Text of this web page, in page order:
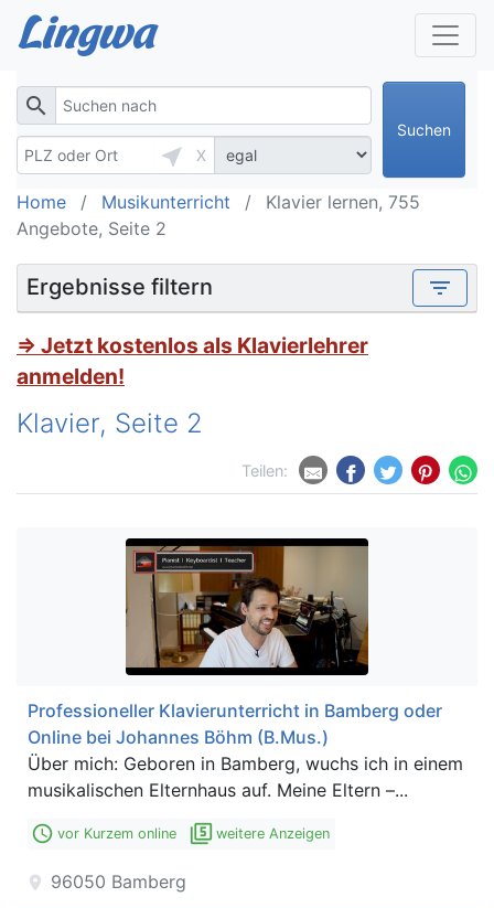
search
near_me
X
Suchen
Home Musikunterricht
Klavier lernen, 755
Angebote, Seite 2
Ergebnisse filtern filter_list
⇒ Jetzt kostenlos als Klavierlehrer
anmelden!
Klavier, Seite 2
Teilen:
Professioneller Klavierunterricht in Bamberg oder
Online bei Johannes Böhm (B.Mus.)
Über mich: Geboren in Bamberg, wuchs ich in einem
musikalischen Elternhaus auf. Meine Eltern –...
access_time vor Kurzem online filter_5 weitere Anzeigen
location_on 96050 Bamberg